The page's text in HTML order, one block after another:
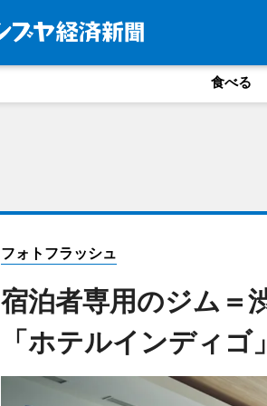
食べる
フォトフラッシュ
宿泊者専用のジム＝
「ホテルインディゴ」